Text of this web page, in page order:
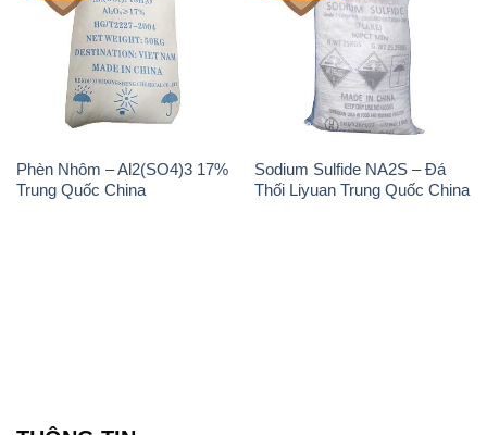
Phèn Nhôm – Al2(SO4)3 17%
Trung Quốc China
Sodium Sulfide NA2S – Đá
Thối Liyuan Trung Quốc China